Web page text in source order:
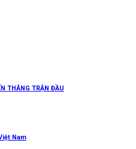
THẮNG TRẬN ĐẦU
Nam